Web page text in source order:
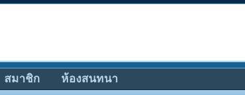
สมาชิก ห้องสนทนา